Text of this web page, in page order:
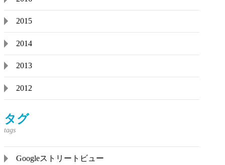
2015
2014
2013
2012
タグ
Googleストリートビュー